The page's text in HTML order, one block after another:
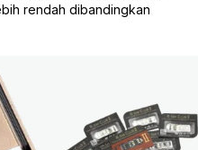
rendah dibandingkan